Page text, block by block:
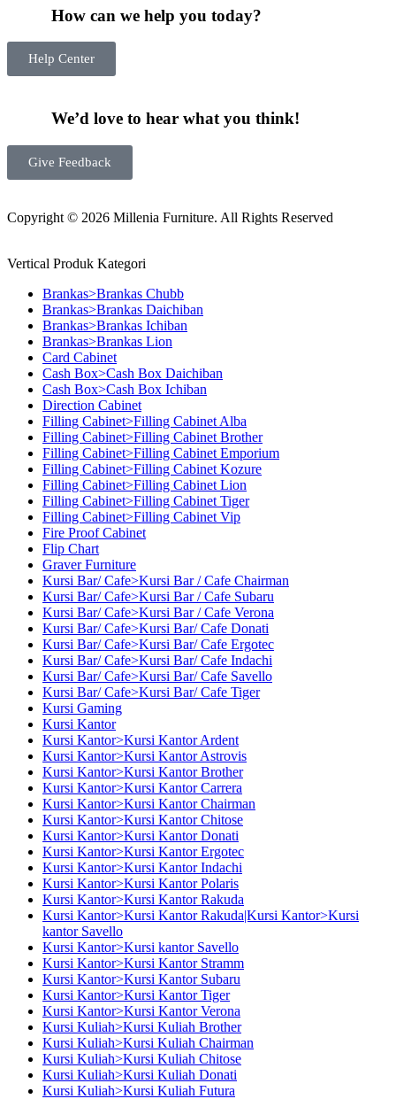
How can we help you today?
Help Center
We’d love to hear what you think!
Give Feedback
Copyright © 2026 Millenia Furniture. All Rights Reserved
Vertical Produk Kategori
Brankas>Brankas Chubb
Brankas>Brankas Daichiban
Brankas>Brankas Ichiban
Brankas>Brankas Lion
Card Cabinet
Cash Box>Cash Box Daichiban
Cash Box>Cash Box Ichiban
Direction Cabinet
Filling Cabinet>Filling Cabinet Alba
Filling Cabinet>Filling Cabinet Brother
Filling Cabinet>Filling Cabinet Emporium
Filling Cabinet>Filling Cabinet Kozure
Filling Cabinet>Filling Cabinet Lion
Filling Cabinet>Filling Cabinet Tiger
Filling Cabinet>Filling Cabinet Vip
Fire Proof Cabinet
Flip Chart
Graver Furniture
Kursi Bar/ Cafe>Kursi Bar / Cafe Chairman
Kursi Bar/ Cafe>Kursi Bar / Cafe Subaru
Kursi Bar/ Cafe>Kursi Bar / Cafe Verona
Kursi Bar/ Cafe>Kursi Bar/ Cafe Donati
Kursi Bar/ Cafe>Kursi Bar/ Cafe Ergotec
Kursi Bar/ Cafe>Kursi Bar/ Cafe Indachi
Kursi Bar/ Cafe>Kursi Bar/ Cafe Savello
Kursi Bar/ Cafe>Kursi Bar/ Cafe Tiger
Kursi Gaming
Kursi Kantor
Kursi Kantor>Kursi Kantor Ardent
Kursi Kantor>Kursi Kantor Astrovis
Kursi Kantor>Kursi Kantor Brother
Kursi Kantor>Kursi Kantor Carrera
Kursi Kantor>Kursi Kantor Chairman
Kursi Kantor>Kursi Kantor Chitose
Kursi Kantor>Kursi Kantor Donati
Kursi Kantor>Kursi Kantor Ergotec
Kursi Kantor>Kursi Kantor Indachi
Kursi Kantor>Kursi Kantor Polaris
Kursi Kantor>Kursi Kantor Rakuda
Kursi Kantor>Kursi Kantor Rakuda|Kursi Kantor>Kursi
kantor Savello
Kursi Kantor>Kursi kantor Savello
Kursi Kantor>Kursi Kantor Stramm
Kursi Kantor>Kursi Kantor Subaru
Kursi Kantor>Kursi Kantor Tiger
Kursi Kantor>Kursi Kantor Verona
Kursi Kuliah>Kursi Kuliah Brother
Kursi Kuliah>Kursi Kuliah Chairman
Kursi Kuliah>Kursi Kuliah Chitose
Kursi Kuliah>Kursi Kuliah Donati
Kursi Kuliah>Kursi Kuliah Futura